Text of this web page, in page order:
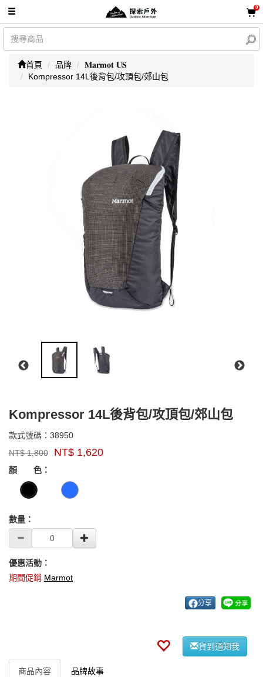
0
首頁 品牌
𝐌𝐚𝐫𝐦𝐨𝐭 𝐔𝐒
Kompressor 14L後背包/攻頂包/郊山包
Kompressor 14L後背包/攻頂包/郊山包
款式號碼： 3895038950
牌：
Marmot
NT$1,800 NT$ 1,620
GOODS000000000000001258391
顏 色：
數量：
優惠活動：
期間促銷 Marmot
分享
貨到通知我
商品內容 品牌故事